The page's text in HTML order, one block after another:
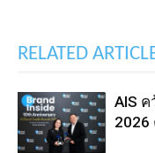
RELATED
AIS ค